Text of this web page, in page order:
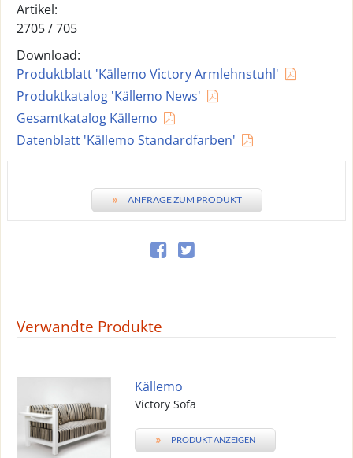
Artikel:
2705 /705
Download:
Produktblatt 'Källemo Victory Armlehnstuhl'
Produktkatalog 'Källemo News'
Gesamtkatalog Källemo
Datenblatt 'Källemo Standardfarben'
» ANFRAGE ZUM PRODUKT
Verwandte Produkte
Källemo
Victory Sofa
» PRODUKT ANZEIGEN